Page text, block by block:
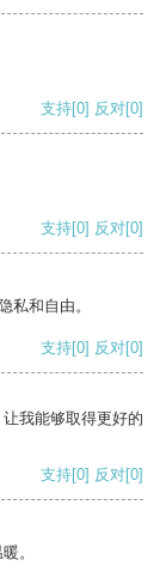
支持[0] 反对[0]
支持[0] 反对[0]
私和自由。
支持[0] 反对[0]
我能够取得更好的
支持[0] 反对[0]
。